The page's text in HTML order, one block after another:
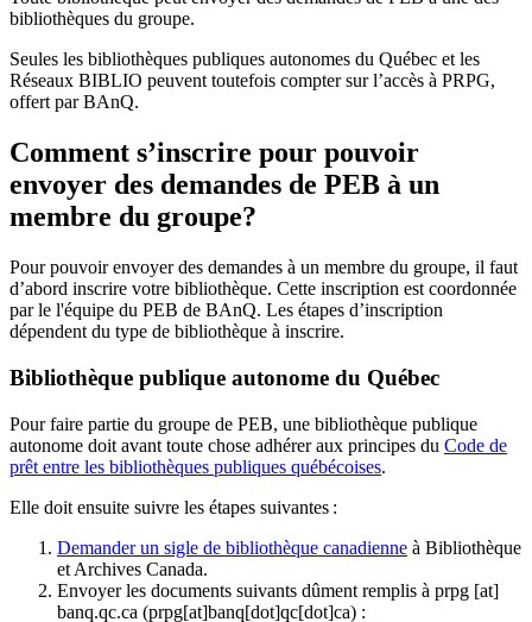
bibliothèques du groupe.
Seules les bibliothèques publiques autonomes du Québec et les
Réseaux BIBLIO peuvent toutefois compter sur l’accès à PRPG,
offert par BAnQ.
Comment s’inscrire pour pouvoir
envoyer des demandes de PEB à un
membre du groupe?
Pour pouvoir envoyer des demandes à un membre du groupe, il faut
d’abord inscrire votre bibliothèque. Cette inscription est coordonnée
par le l'équipe du PEB de BAnQ. Les étapes d’inscription
dépendent du type de bibliothèque à inscrire.
Bibliothèque publique autonome du Québec
Pour faire partie du groupe de PEB, une bibliothèque publique
autonome doit avant toute chose adhérer aux principes du Code de
prêt entre les bibliothèques publiques québécoises.
Elle doit ensuite suivre les étapes suivantes :
Demander un sigle de bibliothèque canadienne à Bibliothèque
et Archives Canada.
Envoyer les documents suivants dûment remplis à prpg [at]
banq.qc.ca (prpg[at]banq[dot]qc[dot]ca) :